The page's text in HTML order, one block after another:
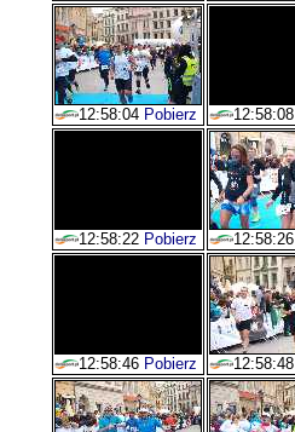
12:58:04 Pobierz 12:58:08
12:58:22 Pobierz 12:58:26
12:58:46 Pobierz 12:58:48